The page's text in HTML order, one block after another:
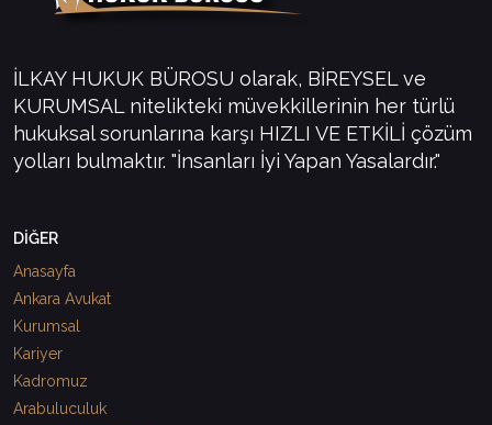
İLKAY HUKUK BÜROSU olarak, BİREYSEL ve
KURUMSAL nitelikteki müvekkillerinin her türlü
hukuksal sorunlarına karşı HIZLI VE ETKİLİ çözüm
yolları bulmaktır. "İnsanları İyi Yapan Yasalardır."
DİĞER
Anasayfa
Ankara Avukat
Kurumsal
Kariyer
Kadromuz
Arabuluculuk